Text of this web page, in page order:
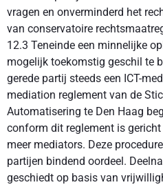
vragen en onverminderd het
van conservatoire
12.3 Teneinde een minnelijke
mogelijk toekomstig geschil te
gerede partij steeds een ICT-
mediation reglement van de
Automatisering te Den Haag
conform dit reglement is
meer mediators. Deze
partijen bindend oordeel.
geschiedt op basis van